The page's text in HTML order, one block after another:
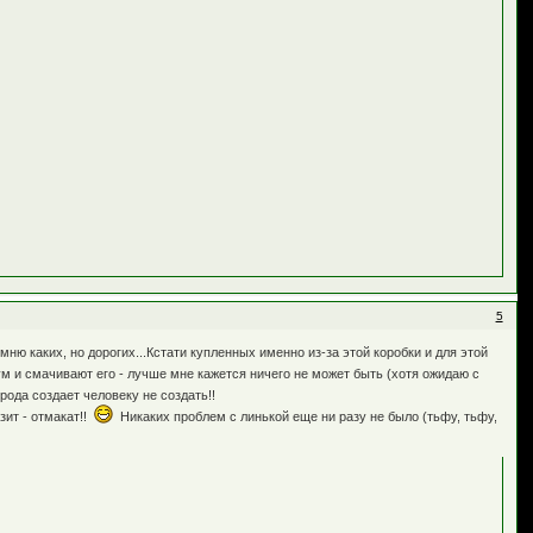
5
каких, но дорогих...Кстати купленных именно из-за этой коробки и для этой
и смачивают его - лучше мне кажется ничего не может быть (хотя ожидаю с
создает человеку не создать!!
- отмакат!!
Никаких проблем с линькой еще ни разу не было (тьфу, тьфу,